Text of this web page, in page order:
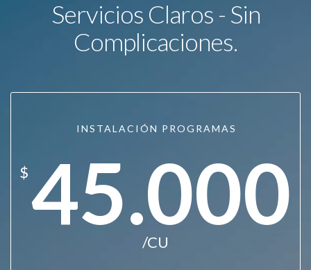
Servicios Claros - Sin
Complicaciones.
INSTALACIÓN PROGRAMAS
$45.000
/CU